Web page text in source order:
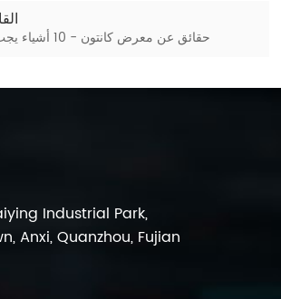
حقائق عن معرض كانتون - 10 أشياء يجب أن تعرفها
Industrial Park,
Anxi, Quanzhou, Fujian